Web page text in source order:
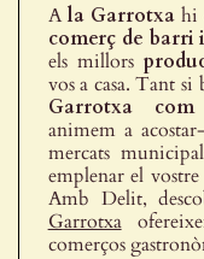
Ala Garrotxahi
comerç de
els millors
vos a casa. Tant
Garrotxa com
animem a
mercats
emplenar el
Amb Delit,
Garrotxa
comerços